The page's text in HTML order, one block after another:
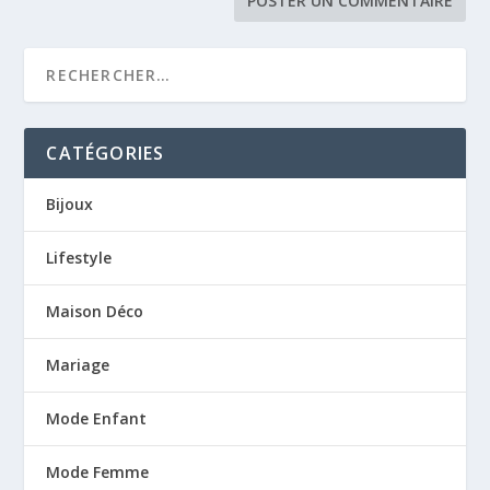
CATÉGORIES
Bijoux
Lifestyle
Maison Déco
Mariage
Mode Enfant
Mode Femme